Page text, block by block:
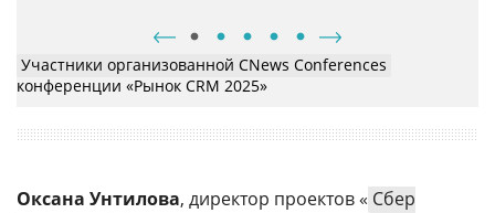
no/low-code , ИИ и машинного обучения
оказалось собрать команду для внедрения
Участники организованной CNews Conferences
конференции «Рынок CRM 2025»
Оксана Унтилова, директор проектов « Сбер